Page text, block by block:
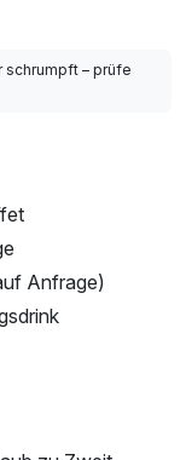
schrumpft – prüfe
Anfrage)